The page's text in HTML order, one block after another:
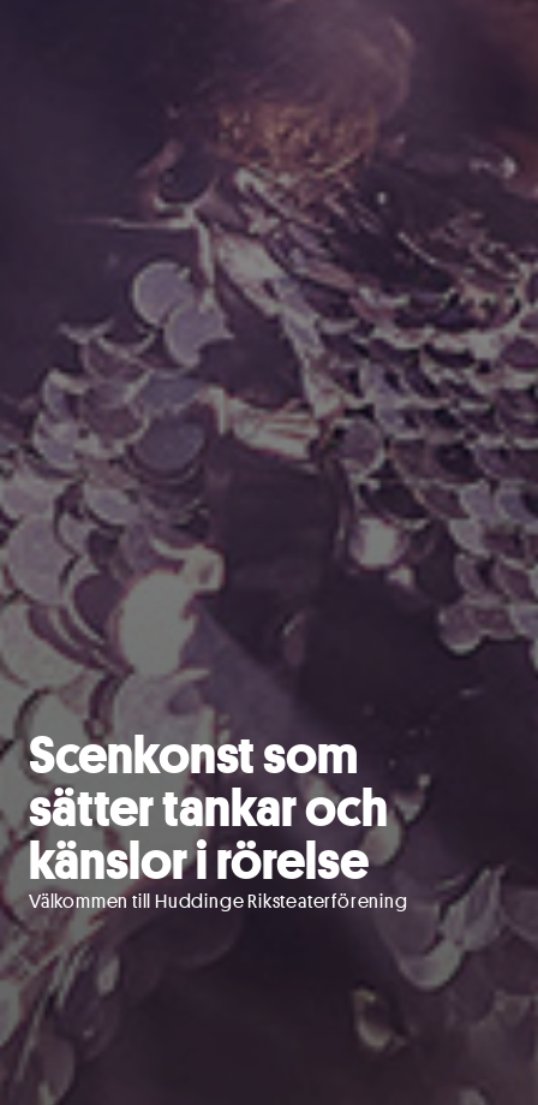
Scenkonst som
sätter tankar och
känslor i rörelse
Välkommen till Huddinge Riksteaterförening